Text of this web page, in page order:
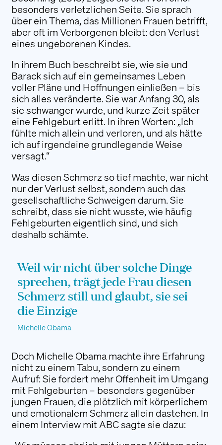
Mit unserem Newsletter halten wir Sie über
aktuelle News, Veranstaltungen und
Aktivitäten auf dem Laufenden.
Anmelden
Folgen Sie uns
besonders verletzlichen Seite. Sie sprach
über ein Thema, das Millionen Frauen betrifft,
aber oft im Verborgenen bleibt: den Verlust
eines ungeborenen Kindes.
In ihrem Buch beschreibt sie, wie sie und
Barack sich auf ein gemeinsames Leben
voller Pläne und Hoffnungen einließen – bis
sich alles veränderte. Sie war Anfang 30, als
sie schwanger wurde, und kurze Zeit später
eine Fehlgeburt erlitt. In ihren Worten: „Ich
fühlte mich allein und verloren, und als hätte
ich auf irgendeine grundlegende Weise
versagt.“
Was diesen Schmerz so tief machte, war nicht
nur der Verlust selbst, sondern auch das
gesellschaftliche Schweigen darum. Sie
schreibt, dass sie nicht wusste, wie häufig
Fehlgeburten eigentlich sind, und sich
deshalb schämte.
Weil wir nicht über solche Dinge
sprechen, trägt jede Frau diesen
Schmerz still und glaubt, sie sei
die Einzige
Michelle Obama
Doch Michelle Obama machte ihre Erfahrung
nicht zu einem Tabu, sondern zu einem
Aufruf: Sie fordert mehr Offenheit im Umgang
mit Fehlgeburten – besonders gegenüber
jungen Frauen, die plötzlich mit körperlichem
und emotionalem Schmerz allein dastehen.In
einem Interview mit ABC sagte sie dazu: